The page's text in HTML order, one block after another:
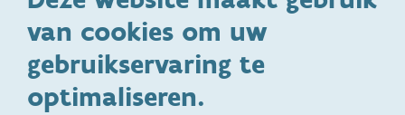
van cookies om uw
gebruikservaring te
optimaliseren.
Specifieke
ondersteuningsbehoefte
Zwangerschap en geboorte
Adoptie
Kinderwens